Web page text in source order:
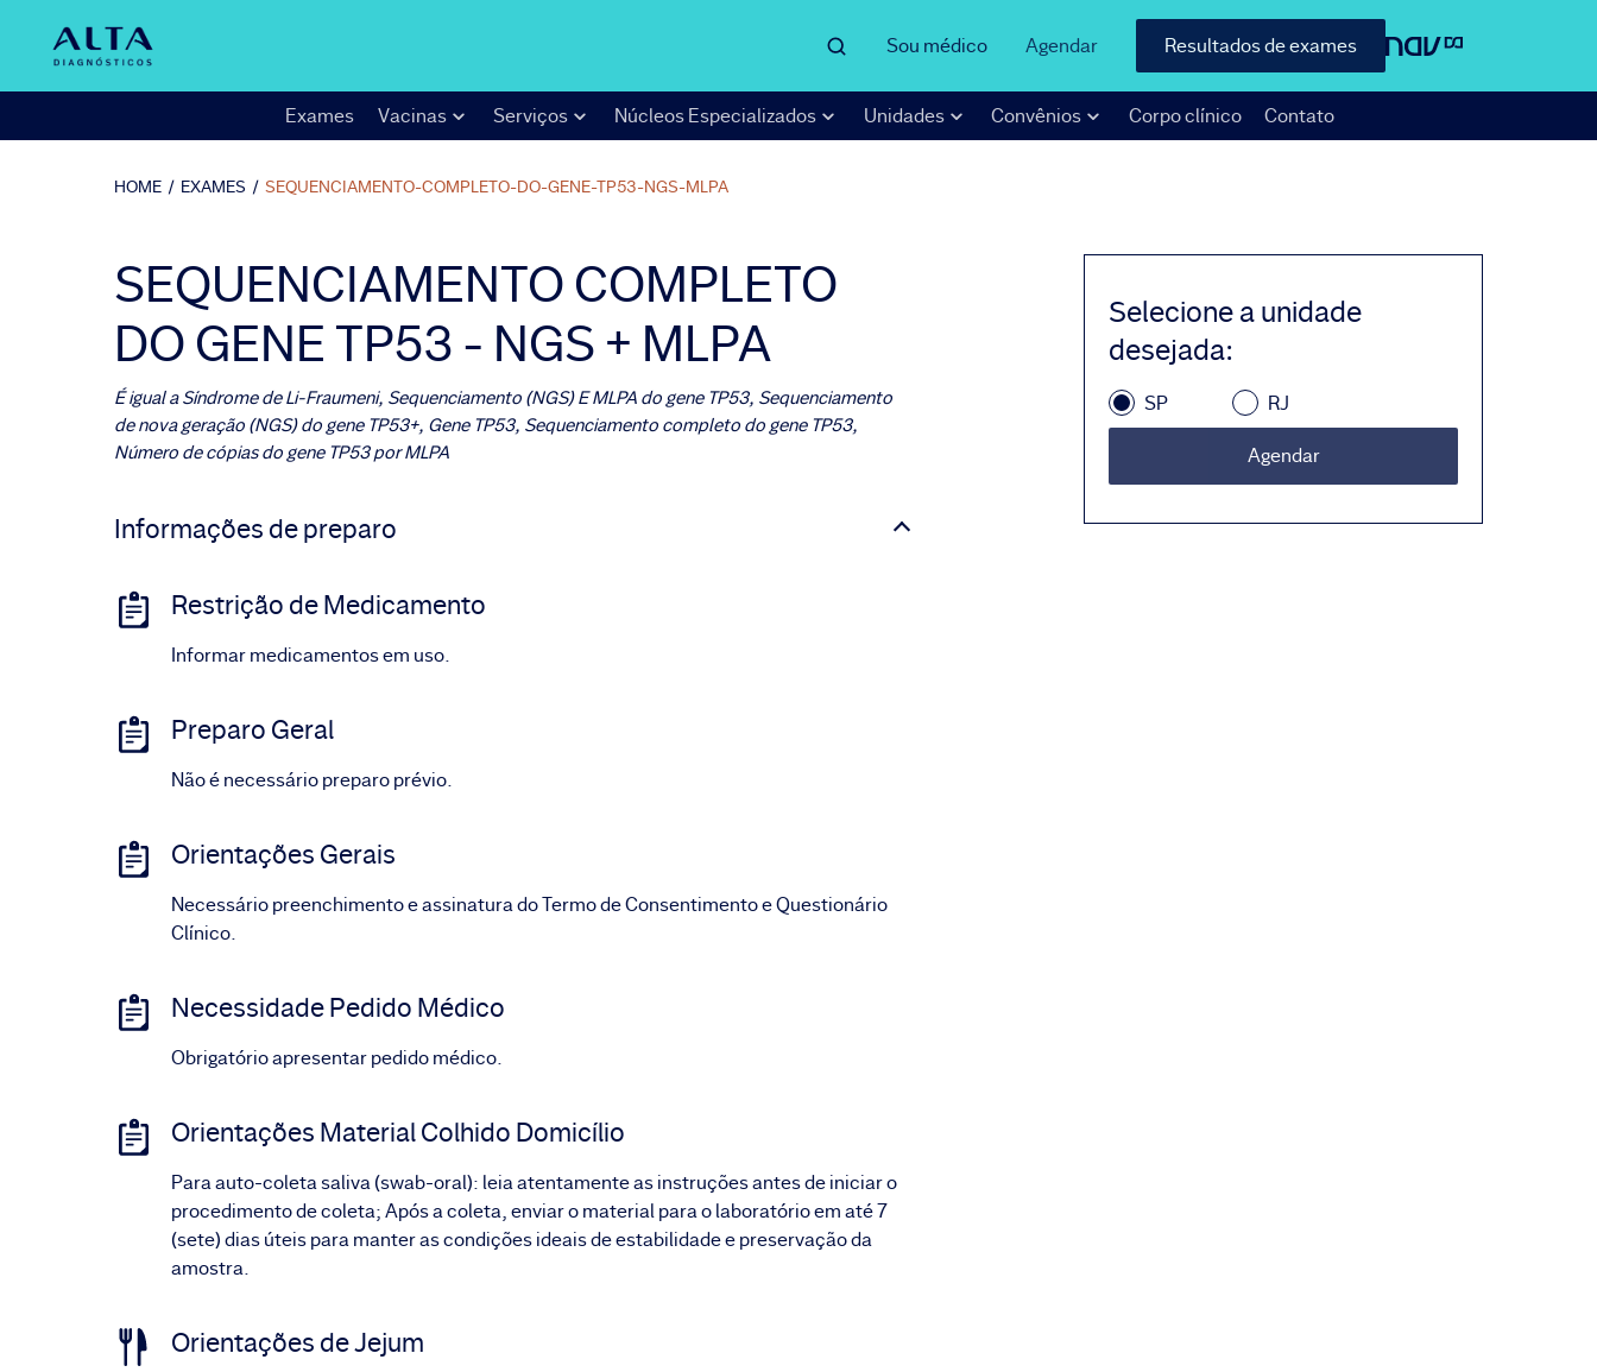
Sou médico Agendar Resultados de exames
Exames Vacinas Serviços Núcleos Especializados Unidades Convênios Corpo clínico Contato
HOME / EXAMES / SEQUENCIAMENTO-COMPLETO-DO-GENE-TP53-NGS-MLPA
SEQUENCIAMENTO COMPLETO
DO GENE TP53 - NGS + MLPA
É igual a Síndrome de Li-Fraumeni, Sequenciamento (NGS) E MLPA do gene TP53, Sequenciamento
de nova geração (NGS) do gene TP53+, Gene TP53, Sequenciamento completo do gene TP53,
Número de cópias do gene TP53 por MLPA
Informações de preparo
Restrição de Medicamento
Informar medicamentos em uso.
Preparo Geral
Não é necessário preparo prévio.
Orientações Gerais
Necessário preenchimento e assinatura do Termo de Consentimento e Questionário
Clínico.
Necessidade Pedido Médico
Obrigatório apresentar pedido médico.
Orientações Material Colhido Domicílio
Para auto-coleta saliva (swab-oral): leia atentamente as instruções antes de iniciar o
procedimento de coleta; Após a coleta, enviar o material para o laboratório em até 7
(sete) dias úteis para manter as condições ideais de estabilidade e preservação da
amostra.
Orientações de Jejum
Selecione a unidade
desejada:
SP RJ
Agendar